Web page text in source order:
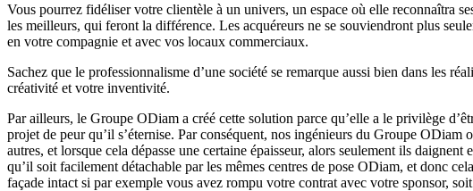
Vous pourrez fidéliser votre clientèle à un univers, un espace où elle reconnaîtra
les meilleurs, qui feront la différence. Les acquéreurs ne se souviendront plus
en votre compagnie et avec vos locaux commerciaux.
Sachez que le professionnalisme d’une société se remarque aussi bien dans les
créativité et votre inventivité.
Par ailleurs, le Groupe ODiam a créé cette solution parce qu’elle a le privilège
projet de peur qu’il s’éternise. Par conséquent, nos ingénieurs du Groupe
autres, et lorsque cela dépasse une certaine épaisseur, alors seulement ils
qu’il soit facilement détachable par les mêmes centres de pose ODiam, et donc
façade intact si par exemple vous avez rompu votre contrat avec votre sponsor,